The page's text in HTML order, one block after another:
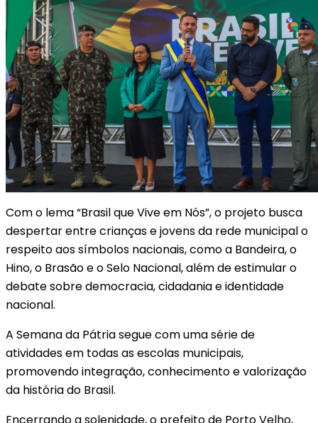
Com o lema “Brasil que Vive em Nós”, o projeto busca
despertar entre crianças e jovens da rede municipal o
respeito aos símbolos nacionais, como a Bandeira, o
Hino, o Brasão e o Selo Nacional, além de estimular o
debate sobre democracia, cidadania e identidade
nacional.
A Semana da Pátria segue com uma série de
atividades em todas as escolas municipais,
promovendo integração, conhecimento e valorização
da história do Brasil.
Encerrando a solenidade, o prefeito de Porto Velho,